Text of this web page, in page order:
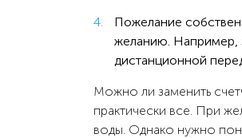
Пожелание
желанию. Например,
дистанционной
Можно ли заменить
практически все. При
воды. Однако нужно